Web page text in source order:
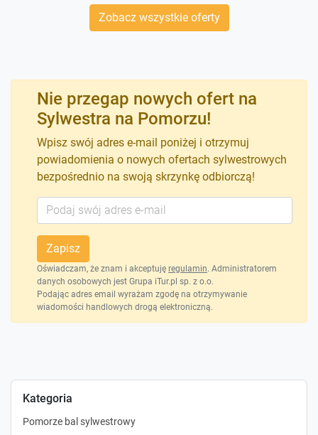
Kategoria
Pomorze bal sylwestrowy
Zobacz wszystkie oferty
Nie przegap nowych ofert na
Sylwestra na Pomorzu!
Wpisz swój adres e-mail poniżej i otrzymuj
powiadomienia o nowych ofertach sylwestrowych
bezpośrednio na swoją skrzynkę odbiorczą!
Zapisz
Oświadczam, że znam i akceptuję regulamin. Administratorem
danych osobowych jest Grupa iTur.pl sp. z o.o.
Podając adres email wyrażam zgodę na otrzymywanie
wiadomości handlowych drogą elektroniczną.